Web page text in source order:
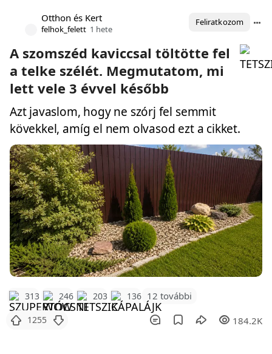
Otthon és Kert
felhok_felett 1 hete
Feliratkozom
A szomszéd kaviccsal töltötte fel
a telke szélét. Megmutatom, mi
lett vele 3 évvel később
Azt javaslom, hogy ne szórj fel semmit
kövekkel, amíg el nem olvasod ezt a cikket.
313 246 203 136 12 további
1255 184.2K